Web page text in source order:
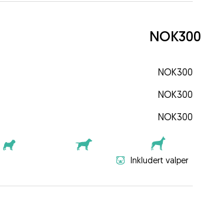
NOK300
NOK300
NOK300
NOK300
Inkludert valper